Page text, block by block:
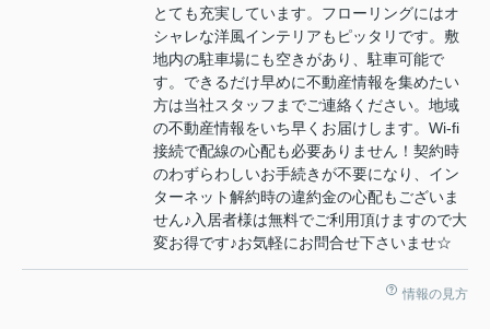
とても充実しています。フローリングにはオ
シャレな洋風インテリアもピッタリです。敷
地内の駐車場にも空きがあり、駐車可能で
す。できるだけ早めに不動産情報を集めたい
方は当社スタッフまでご連絡ください。地域
の不動産情報をいち早くお届けします。Wi-fi
接続で配線の心配も必要ありません！契約時
のわずらわしいお手続きが不要になり、イン
ターネット解約時の違約金の心配もございま
せん♪入居者様は無料でご利用頂けますので大
変お得です♪お気軽にお問合せ下さいませ☆
情報の見方